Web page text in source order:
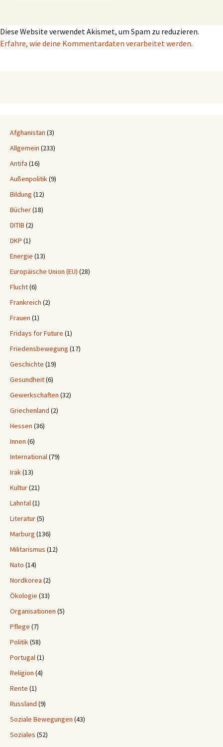
Diese Website verwendet Akismet, um Spam zu reduzieren.
Erfahre, wie deine Kommentardaten verarbeitet werden.
Afghanistan (3)
Allgemein (233)
Antifa (16)
Außenpolitik(9)
Bildung (12)
Bücher(18)
DITIB (2)
DKP (1)
Energie (13)
Europäische Union (EU) (28)
Flucht(6)
Frankreich (2)
Frauen (1)
Fridays for Future (1)
Friedensbewegung (17)
Geschichte (19)
Gesundheit(6)
Gewerkschaften (32)
Griechenland (2)
Hessen (36)
Innen (6)
International(79)
Irak(13)
Kultur(21)
Lahntal(1)
Literatur(5)
Marburg (136)
Militarismus (12)
Nato (14)
Nordkorea (2)
Ökologie (33)
Organisationen (5)
Pflege (7)
Politik(58)
Portugal(1)
Religion (4)
Rente (1)
Russland (9)
Soziale Bewegungen (43)
Soziales (52)